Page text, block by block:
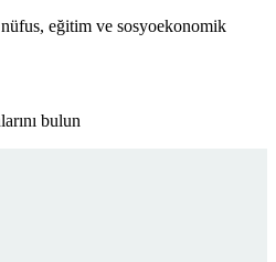
eğitim ve sosyoekonomik
bulun